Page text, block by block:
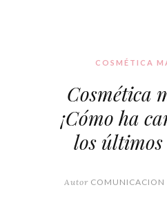
COSMÉTICA
Cosmética
¡Cómo ha
los
Autor COMUNICACION